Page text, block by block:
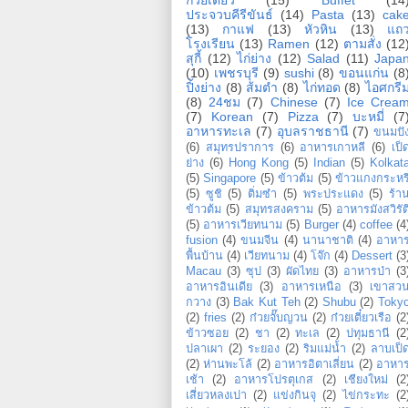
ประจวบคีรีขันธ์
(14) Pasta (13)
(13)
กาแฟ (13) หัวหิน (13)
แถว
โรงเรียน (13) Ramen (12) ตามสั่ง (12)
สุกี้ (12) ไก่ย่าง (12) Salad (11) Japan
(10) เพชรบุรี (9) sushi (8) ขอนแก่น (8)
ปิ้งย่าง (8) ส้มตำ (8) ไก่ทอด (8) ไอศกรีม
(8) 24ชม (7) Chinese (7) Ice Cream
(7)
Korean (7) Pizza (7) บะหมี่
(7)
อาหารทะเล (7) อุบลราชธานี (7) ขนมปั
(6) สมุทรปราการ (6) อาหารเกาหลี (6) เป็
ย่าง (6) Hong Kong (5) Indian (5)
(5) Singapore (5) ข้าวต้ม (5) ข้าวแกงกระห
(5) ซูชิ (5) ติ่มซำ (5) พระประแดง (5) ร้า
ข้าวต้ม (5) สมุทรสงคราม (5) อาหารมังสวิรั
(5) อาหารเวียทนาม (5) Burger (4) coffee
fusion (4) ขนมจีน (4) นานาชาติ (4) อาหา
พื้นบ้าน (4) เวียทนาม (4) โจ๊ก (4) Dessert
Macau (3) ซุป (3) ผัดไทย (3) อาหารป่า
อาหารอินเดีย (3) อาหารเหนือ (3)
เขาสว
กวาง (3) Bak Kut Teh (2) Shubu (2)
(2) fries (2) ก๋วยจั๊บญวน (2) ก๋วยเตี๋ยวเรือ
ข้าวซอย (2) ชา (2) ทะเล (2) ปทุมธานี
ปลาเผา (2) ระยอง (2) ริมแม่น้ำ (2) ลาบเป็
(2) ห่านพะโล้ (2) อาหารอิตาเลี่ยน (2) อาหา
เช้า
(2) อาหารโปรตุเกส (2) เชียงใหม่
เสี่ยวหลงเปา (2) แข่งกินจุ (2) ไข่กระทะ